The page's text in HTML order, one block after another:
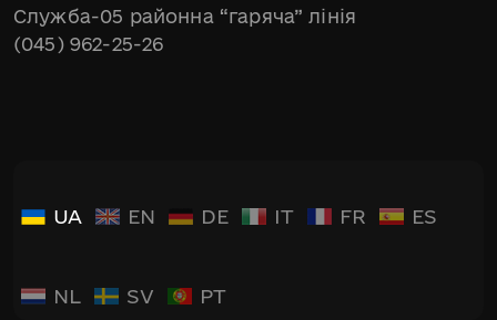
Служба-05 районна “гаряча” лінія
(045) 962-25-26
UA EN DE IT FR ES
NL SV PT